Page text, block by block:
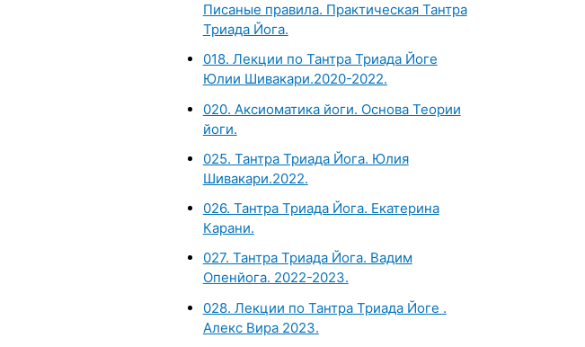
Писаные правила. Практическая Тантра
Триада Йога.
018. Лекции по Тантра Триада Йоге
Юлии Шивакари.2020-2022.
020. Аксиоматика йоги. Основа Теории
йоги.
025. Тантра Триада Йога. Юлия
Шивакари.2022.
026. Тантра Триада Йога. Екатерина
Карани.
027. Тантра Триада Йога. Вадим
Опенйога. 2022-2023.
028. Лекции по Тантра Триада Йоге .
Алекс Вира 2023.